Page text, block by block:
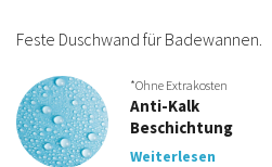
Feste Duschwand für Badewannen.
*Ohne Extrakosten
Anti-Kalk
Beschichtung
Weiterlesen